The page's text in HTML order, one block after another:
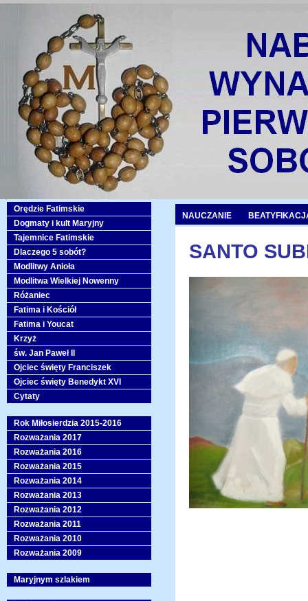
NAUCZANIE
SANTO
Orędzie Fatimskie
Dogmaty i kult Maryjny
Tajemnice Fatimskie
Dlaczego 5 sobót?
Modlitwy Anioła
Modlitwa Wielkiej Nowenny
Różaniec
Fatima i Kościół
Fatima i Youcat
Krzyż
św. Jan Paweł II
Ojciec święty Franciszek
Ojciec święty Benedykt XVI
Cytaty
Rok Miłosierdzia 2015-2016
Rozważania 2017
Rozważania 2016
Rozważania 2015
Rozważania 2014
Rozważania 2013
Rozważania 2012
Rozważania 2011
Rozważania 2010
Rozważania 2009
Maryjnym szlakiem